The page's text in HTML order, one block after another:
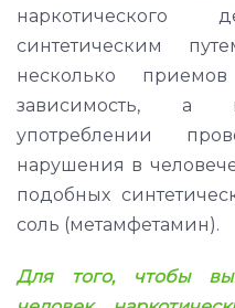
наркотического
синтетическим
несколько
зависимость, а
употреблении
нарушения в
подобных
соль (метамфетамин).
Для того, чтобы